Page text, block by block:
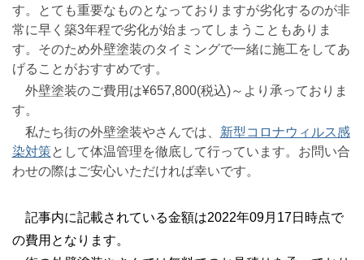
す。とても重要なものとなっておりますが劣化するのが非
常に早く築3年程で劣化が始まってしまうこともありま
す。そのため外壁塗装のタイミングで一緒に施工をしてあ
げることがおすすめです。
外壁塗装のご費用は¥657,800(税込)～より承っておりま
す。
私たち街の外壁塗装やさんでは、 新型コロナウィルス感
染対策として体温管理を徹底して行っています。お問い合
わせの際はご安心いただければ幸いです。
記事内に記載されている金額は2022年09月17日時点で
の費用となります。